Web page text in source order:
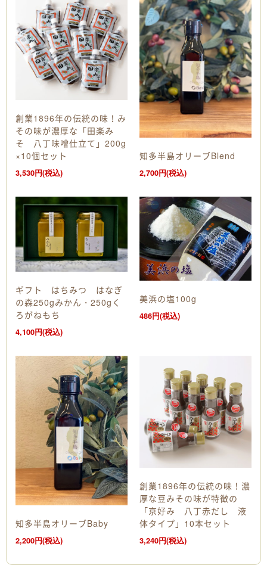
創業1896年の伝統の味！み
その味が濃厚な「田楽み
そ 八丁味噌仕立て」200g
×10個セット
3,530円(税込)
知多半島オリーブBlend
2,700円(税込)
ギフト はちみつ はなぎ
の森250gみかん・250gく
ろがねもち
4,100円(税込)
美浜の塩100g
486円(税込)
知多半島オリーブBaby
2,200円(税込)
創業1896年の伝統の味！濃
厚な豆みその味が特徴の
「京好み 八丁赤だし 液
体タイプ」10本セット
3,240円(税込)